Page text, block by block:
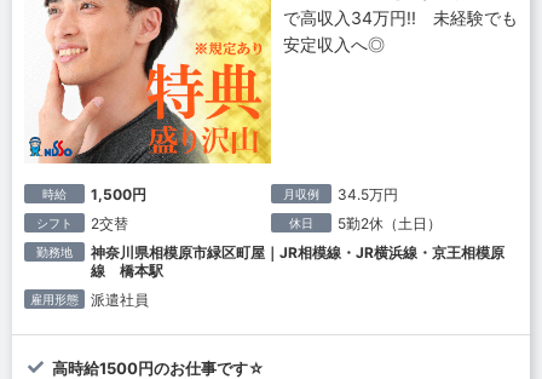
で高収入34万円!! 未経験でも
安定収入へ◎
時給 1,500円 月収例 34.5万円
シフト 2交替 休日 5勤2休（土日）
勤務地
神奈川県相模原市緑区町屋｜JR相模線・JR横浜線・京王相模原
線 橋本駅
雇用形態 派遣社員
高時給1500円のお仕事です☆